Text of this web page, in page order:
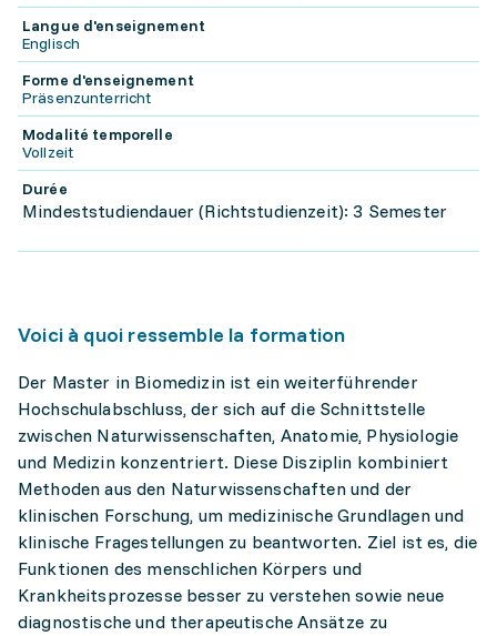
Langue d'enseignement
Englisch
Forme d'enseignement
Präsenzunterricht
Modalité temporelle
Vollzeit
Durée
Mindeststudiendauer (Richtstudienzeit): 3 Semester
Voici à quoi ressemble la formation
Der Master in Biomedizin ist ein weiterführender
Hochschulabschluss, der sich auf die Schnittstelle
zwischen Naturwissenschaften, Anatomie, Physiologie
und Medizin konzentriert. Diese Disziplin kombiniert
Methoden aus den Naturwissenschaften und der
klinischen Forschung, um medizinische Grundlagen und
klinische Fragestellungen zu beantworten. Ziel ist es, die
Funktionen des menschlichen Körpers und
Krankheitsprozesse besser zu verstehen sowie neue
diagnostische und therapeutische Ansätze zu